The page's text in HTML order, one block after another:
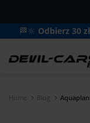
🏁🔆 Odbierz 30 zł
Home Blog